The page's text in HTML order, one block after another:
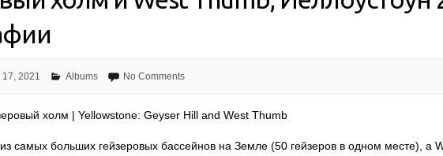
2021 Albums No Comments
холм | Yellowstone: Geyser Hill and West Thumb
самых больших гейзеровых бассейнов на Земле (50 гейзеров в одном месте), а